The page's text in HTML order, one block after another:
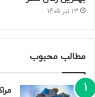
13 تیر 1405
مطالب محبوب